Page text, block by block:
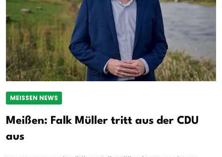
MEISSEN NEWS
Meißen: Falk Müller tritt aus der CDU
aus